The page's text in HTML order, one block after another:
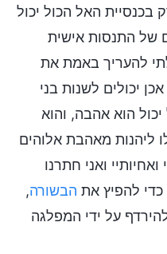
בכנסיית האל הכול יכול
של התנסות אישית
להעריך באמת את
יכולים לשנות בני
הוא אהבה, והוא
ליהנות מאהבת אלוהים
ואני חתרנו
כדי להפיץ את הבשורה,
על ידי המפלגה